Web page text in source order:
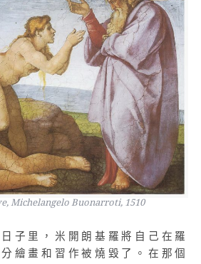
Michelangelo Buonarroti, 1510
子里，米開朗基羅將自己在羅
繪畫和習作被燒毀了。在那個